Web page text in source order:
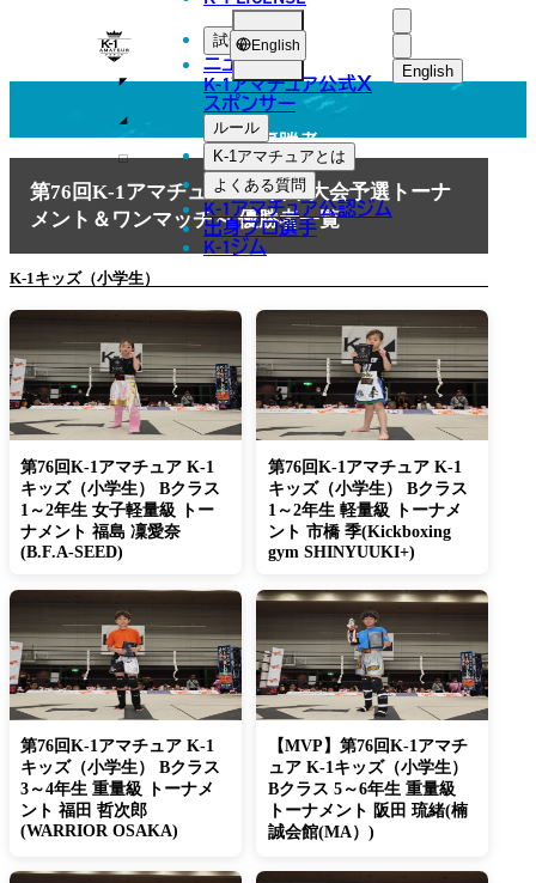
K-
1
ア
マ
チ
ュ
ア
English
中文（繁體
ไทย
العربية
試合
ニュース
K-1アマチュア公式X
スポンサー
ルール
K-1アマチュアとは
よくある質問
K-1アマチュア公認ジム
出身プロ選手
K-1ジム
English
CHAMPION
大会優勝者
第76回K-1アマチュア～全日本大会予選トーナ
メント＆ワンマッチ～ 優勝者一覧
K-1キッズ（小学生）
第76回K-1アマチュア K-1
キッズ（小学生） Bクラス
1～2年生 女子軽量級 トー
ナメント 福島 凜愛奈
(B.F.A-SEED)
第76回K-1アマチュア K-1
キッズ（小学生） Bクラス
1～2年生 軽量級 トーナメ
ント 市橋 季(Kickboxing
gym SHINYUUKI+)
第76回K-1アマチュア K-1
キッズ（小学生） Bクラス
3～4年生 重量級 トーナメ
ント 福田 哲次郎
(WARRIOR OSAKA)
【MVP】第76回K-1アマチ
ュア K-1キッズ（小学生）
Bクラス 5～6年生 重量級
トーナメント 阪田 琉緒(楠
誠会館(MA）)